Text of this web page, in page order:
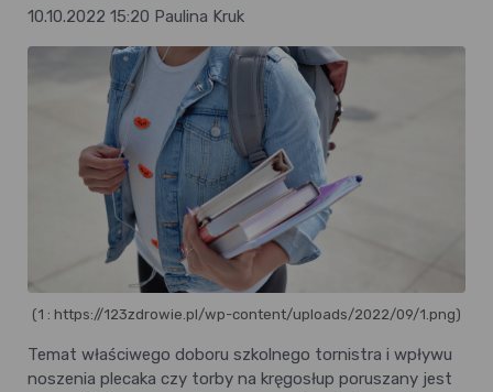
10.10.2022 15:20 Paulina Kruk
(1 : https://123zdrowie.pl/wp-content/uploads/2022/09/1.png)
Temat właściwego doboru szkolnego tornistra i wpływu
noszenia plecaka czy torby na kręgosłup poruszany jest